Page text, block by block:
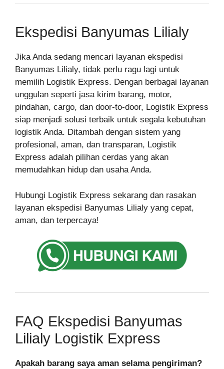
Ekspedisi Banyumas Lilialy
Jika Anda sedang mencari layanan ekspedisi
Banyumas Lilialy, tidak perlu ragu lagi untuk
memilih Logistik Express. Dengan berbagai layanan
unggulan seperti jasa kirim barang, motor,
pindahan, cargo, dan door-to-door, Logistik Express
siap menjadi solusi terbaik untuk segala kebutuhan
logistik Anda. Ditambah dengan sistem yang
profesional, aman, dan transparan, Logistik
Express adalah pilihan cerdas yang akan
memudahkan hidup dan usaha Anda.
Hubungi Logistik Express sekarang dan rasakan
layanan ekspedisi Banyumas Lilialy yang cepat,
aman, dan terpercaya!
FAQ Ekspedisi Banyumas
Lilialy Logistik Express
Apakah barang saya aman selama pengiriman?